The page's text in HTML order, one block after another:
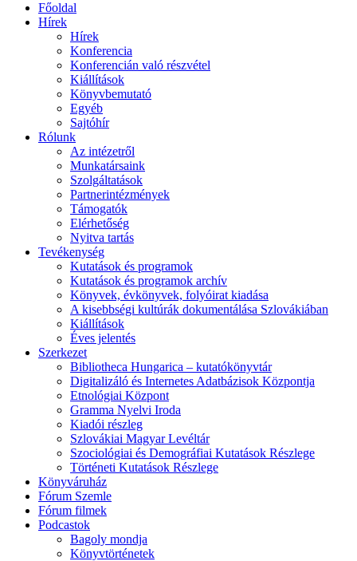
Főoldal
Hírek
Hírek
Konferencia
Konferencián való részvétel
Kiállítások
Könyvbemutató
Egyéb
Sajtóhír
Rólunk
Az intézetről
Munkatársaink
Szolgáltatások
Partnerintézmények
Támogatók
Elérhetőség
Nyitva tartás
Tevékenység
Kutatások és programok
Kutatások és programok archív
Könyvek, évkönyvek, folyóirat kiadása
A kisebbségi kultúrák dokumentálása Szlovákiában
Kiállítások
Éves jelentés
Szerkezet
Bibliotheca Hungarica – kutatókönyvtár
Digitalizáló és Internetes Adatbázisok Központja
Etnológiai Központ
Gramma Nyelvi Iroda
Kiadói részleg
Szlovákiai Magyar Levéltár
Szociológiai és Demográfiai Kutatások Részlege
Történeti Kutatások Részlege
Könyváruház
Fórum Szemle
Fórum filmek
Podcastok
Bagoly mondja
Könyvtörténetek